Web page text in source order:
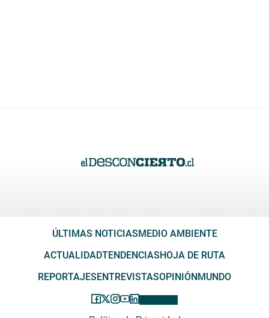
ÚLTIMAS NOTICIAS MEDIO AMBIENTE
ACTUALIDADTENDENCIAS HOJA DE RUTA
REPORTAJES ENTREVISTASOPINIÓN MUNDO